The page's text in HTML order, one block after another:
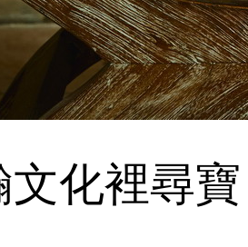
文化裡尋寶